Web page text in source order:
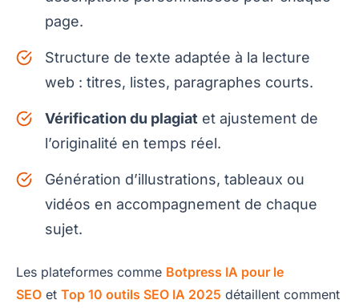
page.
Structure de texte adaptée à la lecture
web : titres, listes, paragraphes courts.
Vérification du plagiat et ajustement de
l’originalité en temps réel.
Génération d’illustrations, tableaux ou
vidéos en accompagnement de chaque
sujet.
Les plateformes comme Botpress IA pour le
SEO et Top 10 outils SEO IA 2025 détaillent comment